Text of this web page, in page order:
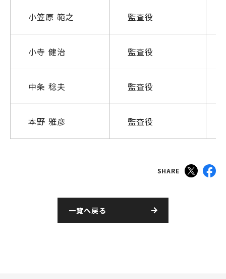
小笠原 範之 監査役
小寺 健治 監査役
中条 稔夫 監査役
本野 雅彦 監査役
SHARE
一覧へ戻る